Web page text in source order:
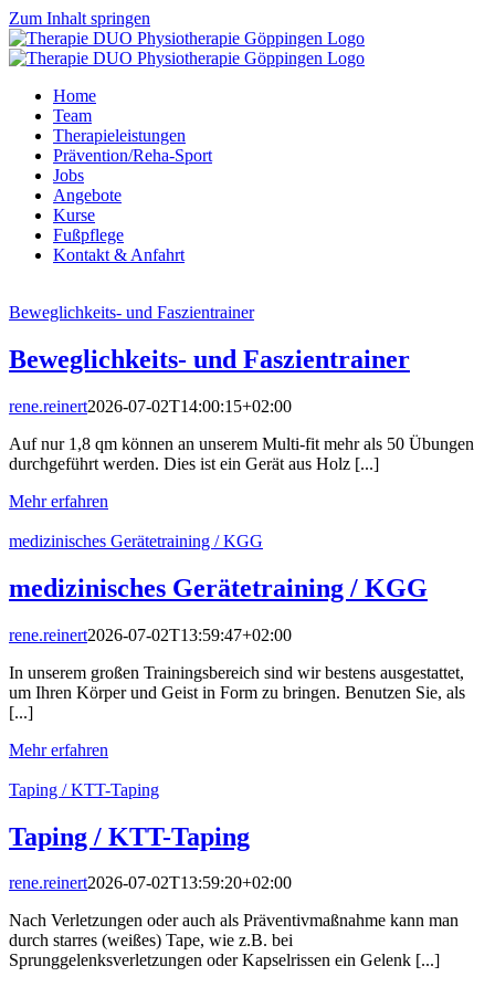
Zum Inhalt springen
Home
Team
Therapieleistungen
Prävention/Reha-Sport
Jobs
Angebote
Kurse
Fußpflege
Kontakt & Anfahrt
Beweglichkeits- und Faszientrainer
Beweglichkeits- und Faszientrainer
rene.reinert2026-07-02T14:00:15+02:00
Auf nur 1,8 qm können an unserem Multi-fit mehr als 50 Übungen
durchgeführt werden. Dies ist ein Gerät aus Holz [...]
Mehr erfahren
medizinisches Gerätetraining / KGG
medizinisches Gerätetraining / KGG
rene.reinert2026-07-02T13:59:47+02:00
In unserem großen Trainingsbereich sind wir bestens ausgestattet,
um Ihren Körper und Geist in Form zu bringen. Benutzen Sie, als
[...]
Mehr erfahren
Taping / KTT-Taping
Taping / KTT-Taping
rene.reinert2026-07-02T13:59:20+02:00
Nach Verletzungen oder auch als Präventivmaßnahme kann man
durch starres (weißes) Tape, wie z.B. bei
Sprunggelenksverletzungen oder Kapselrissen ein Gelenk [...]